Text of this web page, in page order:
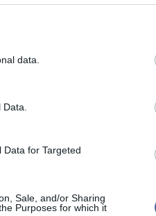
data.
Data.
for Targeted
Sale, and/or Sharing
Purposes for which it
magát. Ki
tud válni...!
Nem is
AZ